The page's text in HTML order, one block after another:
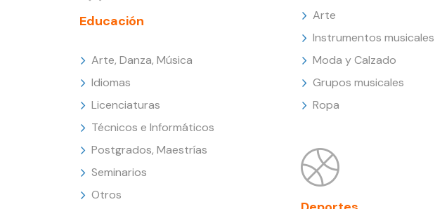
Educación
Arte, Danza, Música
Idiomas
Licenciaturas
Técnicos e Informáticos
Postgrados, Maestrías
Seminarios
Otros
Arte
Instrumentos musicales
Moda y Calzado
Grupos musicales
Ropa